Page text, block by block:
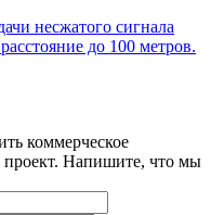
несжатого сигнала
до 100 метров.
коммерческое
проект. Напишите, что мы